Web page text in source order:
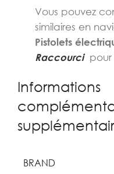
Vous pouvez
similaires en
Pistolets
Raccourci
Informations
BRAND